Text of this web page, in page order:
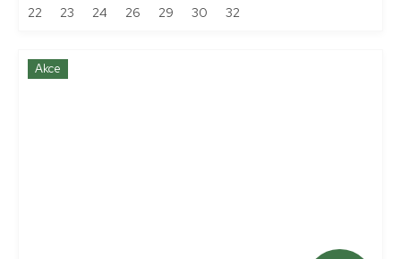
22 23 24 26 29 30 32
Akce